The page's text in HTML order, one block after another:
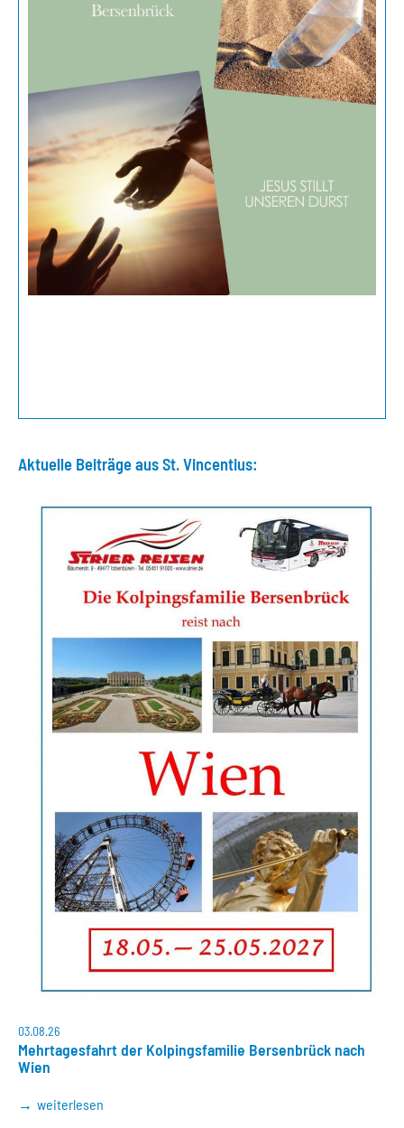
Aktuelle Beiträge aus St. Vincentius:
03.08.26
Mehrtagesfahrt der Kolpingsfamilie Bersenbrück nach
Wien
weiterlesen